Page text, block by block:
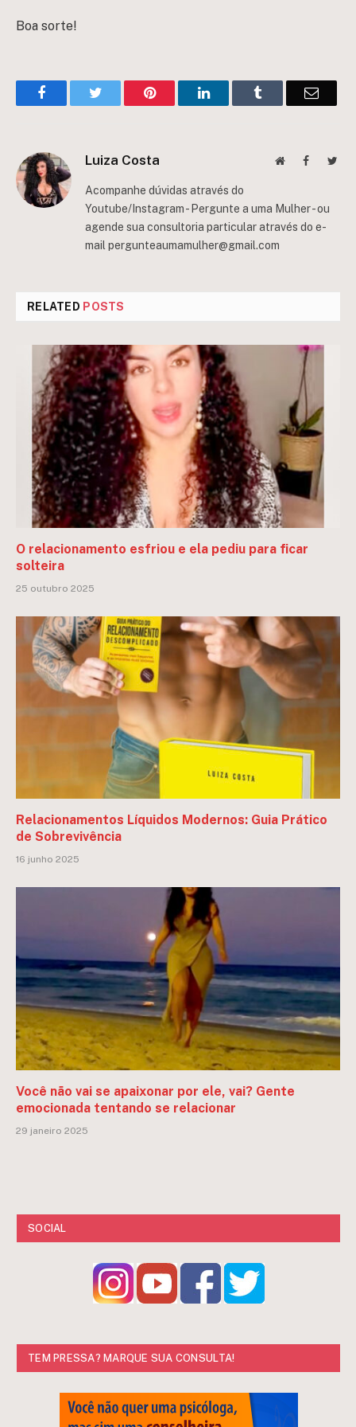
Boa sorte!
FacebookTwitter Pinterest LinkedInTumblr Email
Luiza Costa WebsiteFacebook
Acompanhe dúvidas através do
Youtube/Instagram - Pergunte a uma Mulher - ou
agende sua consultoria particular através do e-
mail pergunteaumamulher@gmail.com
RELATED POSTS
O relacionamento esfriou e ela pediu para ficar
solteira
25 outubro 2025
Relacionamentos Líquidos Modernos: Guia Prático
de Sobrevivência
16 junho 2025
Você não vai se apaixonar por ele, vai? Gente
emocionada tentando se relacionar
29 janeiro 2025
SOCIAL
TEM PRESSA? MARQUE SUA CONSULTA!